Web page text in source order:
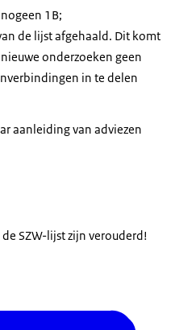
1B;
de lijst afgehaald. Dit komt
onderzoeken geen
in te delen
aanleiding van adviezen
SZW-lijst zijn verouderd!